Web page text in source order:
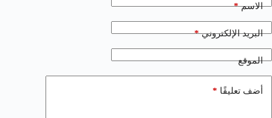
الاسم*
البريد الإلكتروني*
الموقع
أضف تعليقًا *